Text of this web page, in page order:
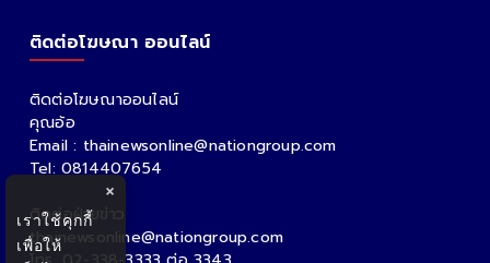
Thainewsonline
Tnews
CATE GORIES
ข่าวพระราชสำนัก ข่าวการเมือง ข่าวสังคม
หวย ดวง ความเชื่อ
ข่าวเศรษฐกิจ
ข่าวประชาสัมพันธ์ นโยบายการเป็นส่วนตัว
×
เราใช้คุกกี้
เพื่อให้